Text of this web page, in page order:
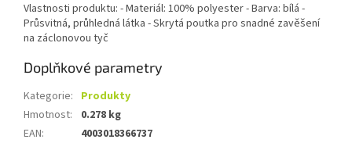
Vlastnosti produktu: - Materiál: 100% polyester - Barva: bílá -
Průsvitná, průhledná látka - Skrytá poutka pro snadné zavěšení
na záclonovou tyč
Doplňkové parametry
Kategorie: Produkty
Hmotnost:
0.278 kg
EAN:
4003018366737